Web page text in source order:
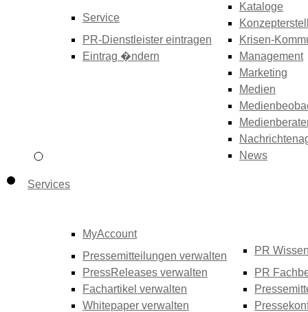
Service
PR-Dienstleister eintragen
Eintrag �ndern
Kataloge
Krisen-
Management
Marketing
Medien
News
Services
MyAccount
Pressemitteilungen verwalten
PressReleases verwalten
Fachartikel verwalten
Whitepaper verwalten
PR
PR